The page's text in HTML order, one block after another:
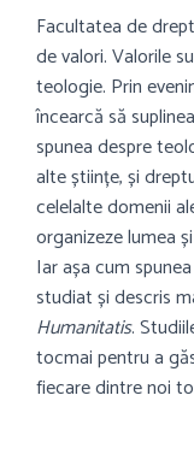
Facultatea de
de valori. Valorile
teologie. Prin
încearcă să
spunea despre
alte științe, și
celelalte domenii
organizeze lumea
Iar așa cum
studiat și descris
Humanitatis.
tocmai pentru a
fiecare dintre noi